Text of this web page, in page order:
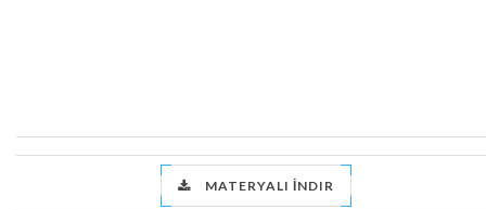
MATERYALI İNDIR